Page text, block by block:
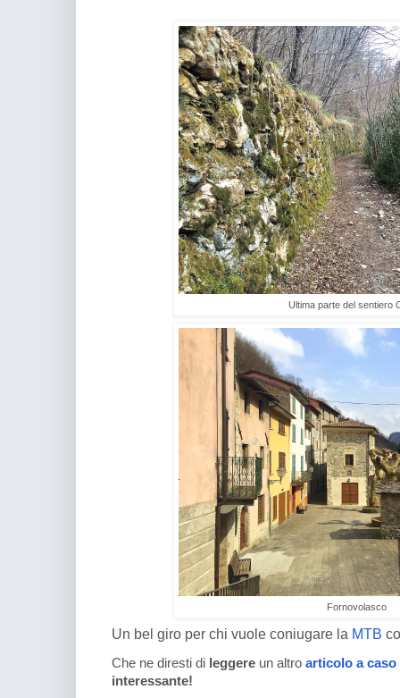
Ultima parte del sentiero
Fornovolasco
Un bel giro per chi vuole coniugare la MTB
Che ne diresti di leggere un altro articolo a caso
interessante!